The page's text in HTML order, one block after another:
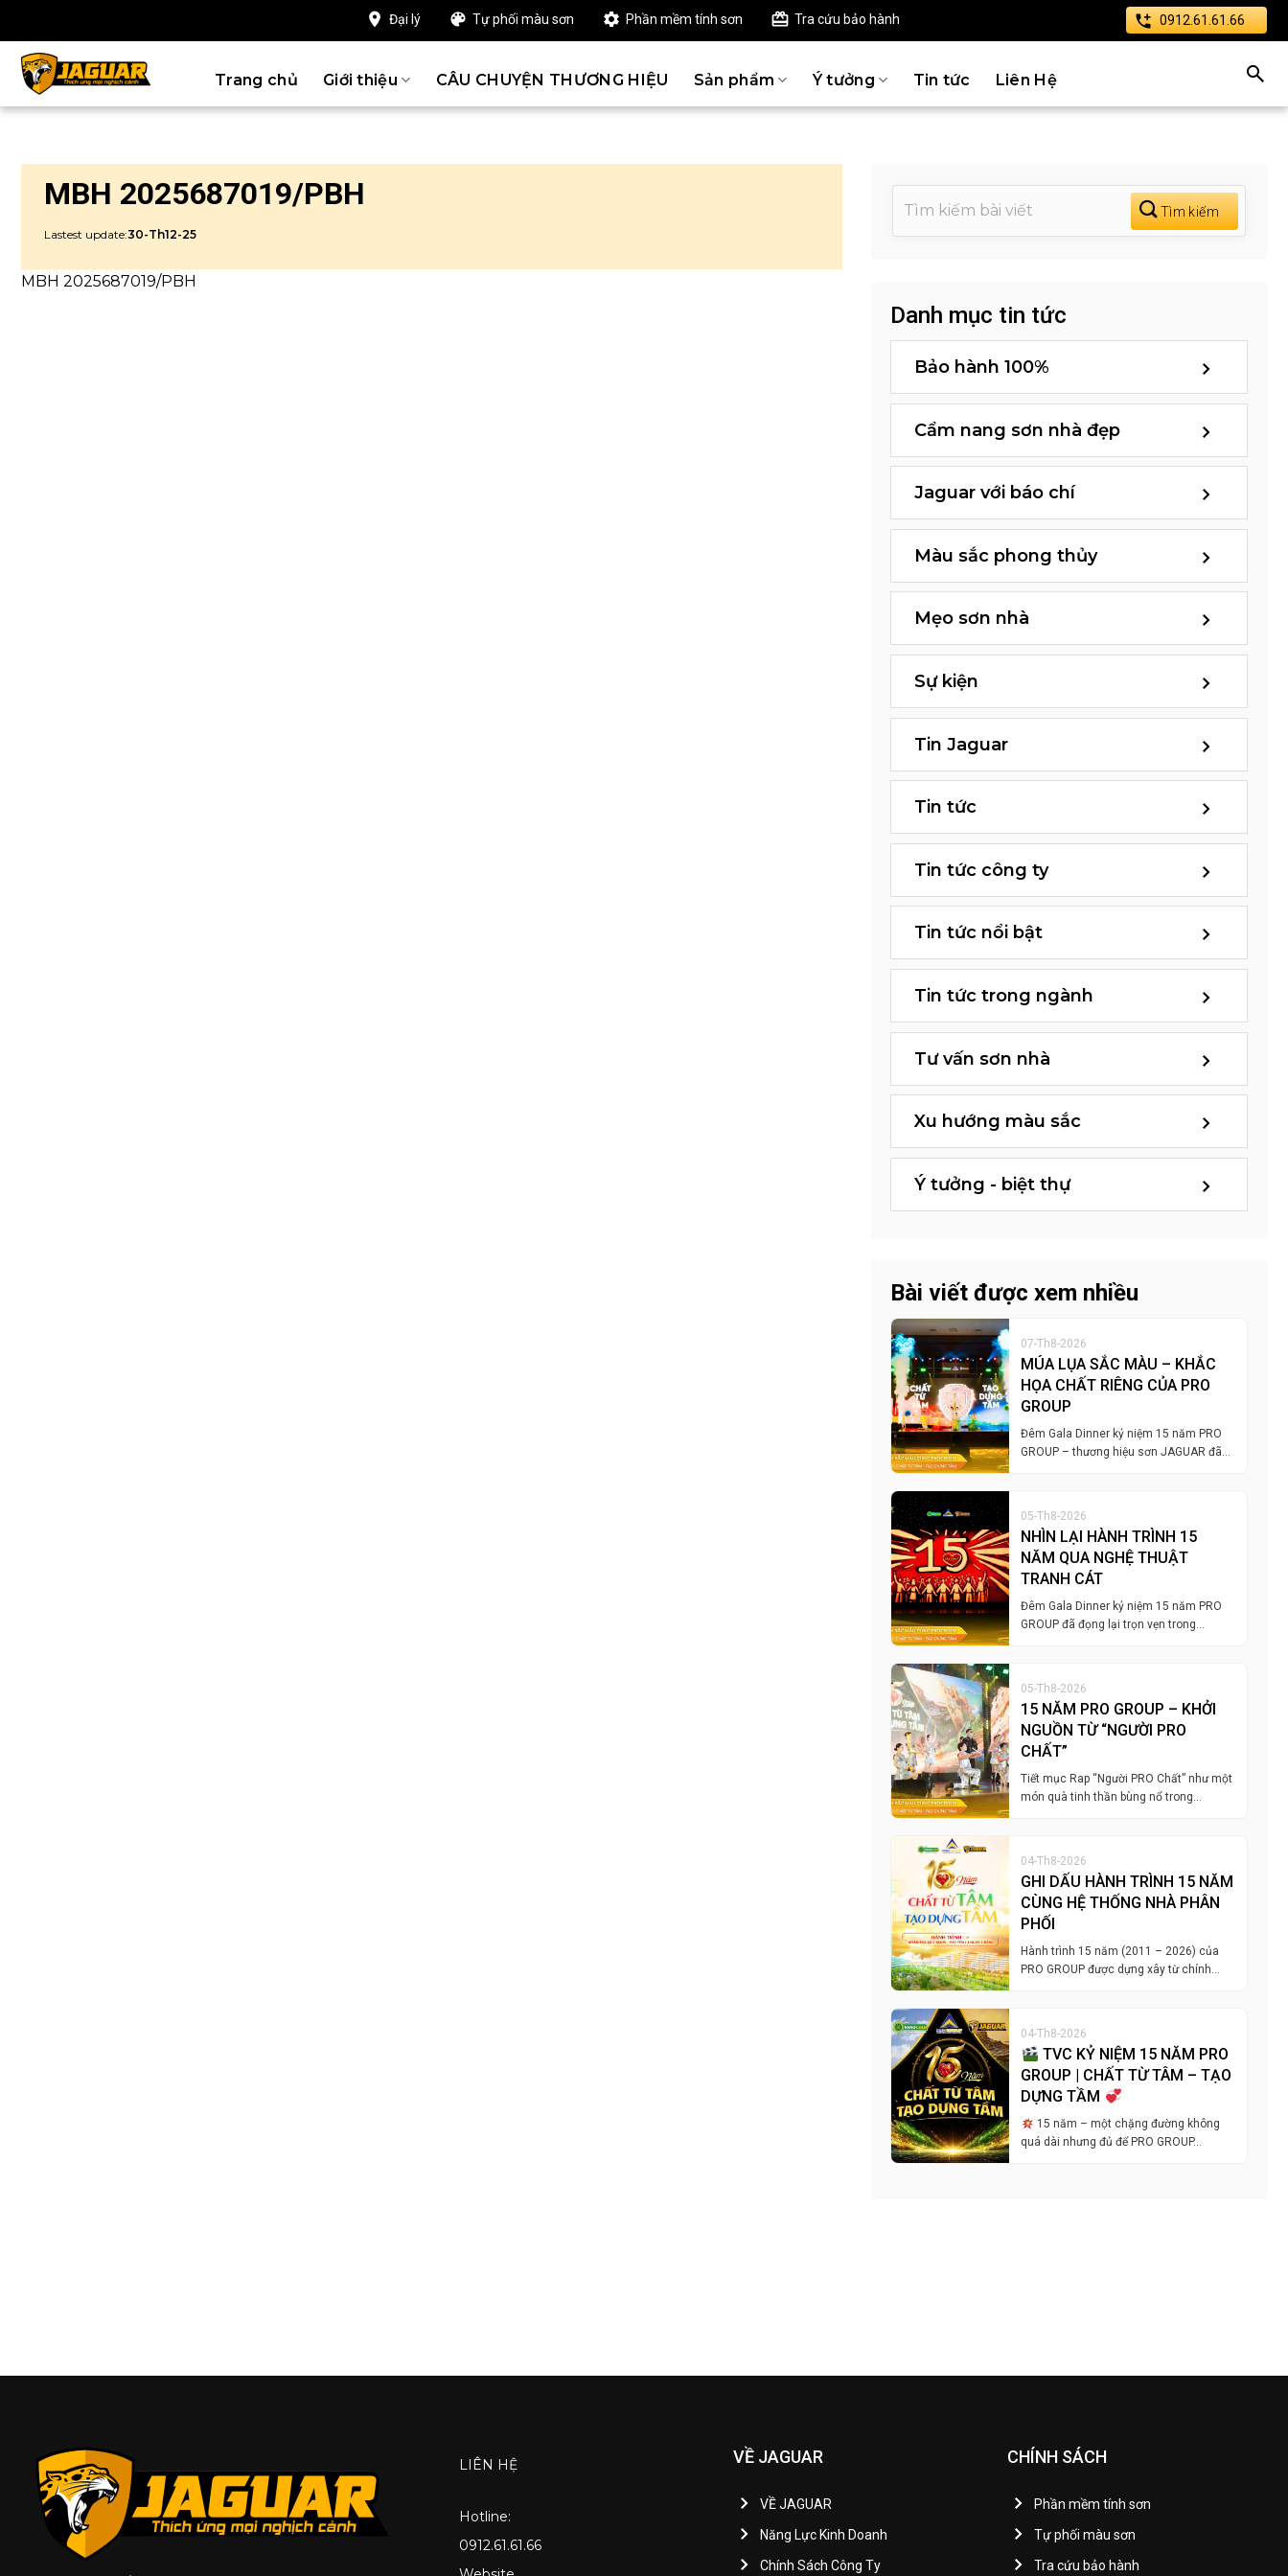
dung
Đại lý Tự phối màu sơn Phần mềm tính sơn Tra cứu bảo hành 0912.61.61.66
Trang chủ Giới thiệu CÂU CHUYỆN THƯƠNG HIỆU Sản phẩm Ý tưởng Tin tức Liên Hệ
MBH 2025687019/PBH
Lastest update:30-Th12-25
MBH 2025687019/PBH
Danh mục tin tức
Bảo hành 100%
Cẩm nang sơn nhà đẹp
Jaguar với báo chí
Màu sắc phong thủy
Mẹo sơn nhà
Sự kiện
Tin Jaguar
Tin tức
Tin tức công ty
Tin tức nổi bật
Tin tức trong ngành
Tư vấn sơn nhà
Xu hướng màu sắc
Ý tưởng - biệt thự
Bài viết được xem nhiều
07-Th8-2026
MÚA LỤA SẮC MÀU – KHẮC
HỌA CHẤT RIÊNG CỦA PRO
GROUP
Đêm Gala Dinner kỷ niệm 15 năm PRO
GROUP – thương hiệu sơn JAGUAR đã…
05-Th8-2026
NHÌN LẠI HÀNH TRÌNH 15
NĂM QUA NGHỆ THUẬT
TRANH CÁT
Đêm Gala Dinner kỷ niệm 15 năm PRO
GROUP đã đọng lại trọn vẹn trong…
05-Th8-2026
15 NĂM PRO GROUP – KHỞI
NGUỒN TỪ “NGƯỜI PRO
CHẤT”
Tiết mục Rap “Người PRO Chất” như một
món quà tinh thần bùng nổ trong…
04-Th8-2026
GHI DẤU HÀNH TRÌNH 15 NĂM
CÙNG HỆ THỐNG NHÀ PHÂN
PHỐI
Hành trình 15 năm (2011 – 2026) của
PRO GROUP được dựng xây từ chính…
04-Th8-2026
TVC KỶ NIỆM 15 NĂM PRO
GROUP | CHẤT TỪ TÂM – TẠO
DỰNG TẦM
15 năm – một chặng đường không
quá dài nhưng đủ để PRO GROUP…
LIÊN HỆ
Hotline:
0912.61.61.66
VỀ JAGUAR
VỀ JAGUAR
Năng Lực Kinh Doanh
Chính Sách Công Ty
CHÍNH SÁCH
Phần mềm tính sơn
Tự phối màu sơn
Tra cứu bảo hành